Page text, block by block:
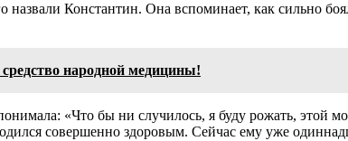
назвали Константин. Она вспоминает, как сильно
народной медицины!
«Что бы ни случилось, я буду рожать, этой
совершенно здоровым. Сейчас ему уже